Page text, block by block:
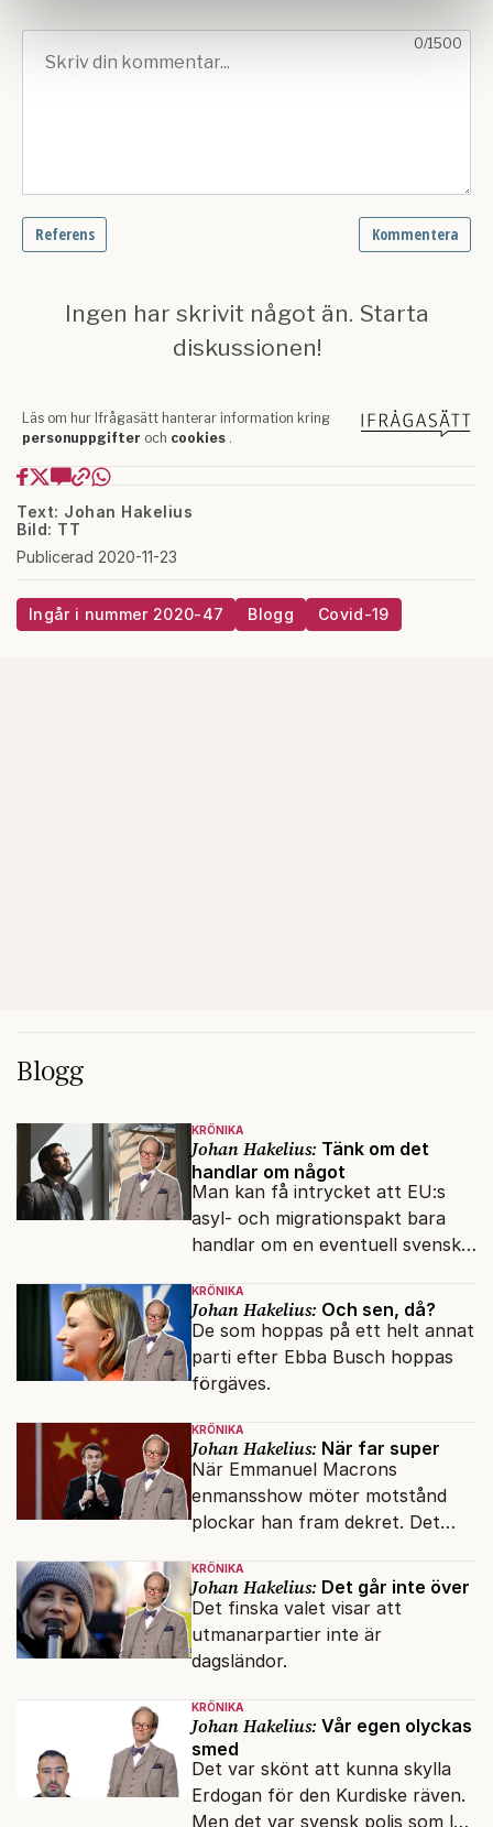
information som du har tillhandahållit eller som de har
samlat in när du har använt deras tjänster.
Text: Johan Hakelius
Bild: TT
Publicerad 2020-11-23
Ingår i nummer 2020-47 Blogg Covid-19
Blogg
KRÖNIKA
Johan Hakelius: Tänk om det
handlar om något
Man kan få intrycket att EU:s
asyl- och migrationspakt bara
handlar om en eventuell svensk
KRÖNIKA
Johan Hakelius: Och sen, då?
De som hoppas på ett helt annat
parti efter Ebba Busch hoppas
förgäves.
KRÖNIKA
Johan Hakelius: När far super
När Emmanuel Macrons
enmansshow möter motstånd
plockar han fram dekret. Det
liberaler.
KRÖNIKA
Johan Hakelius: Det går inte över
Det finska valet visar att
utmanarpartier inte är
dagsländor.
KRÖNIKA
Johan Hakelius: Vår egen olyckas
smed
Det var skönt att kunna skylla
Erdogan för den Kurdiske räven.
Men det var svensk polis som lät